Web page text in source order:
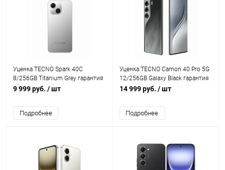
Уценка TECNO Spark 40C
8/256GB Titanium Grey гарантия
3м
9 999 руб. / шт
Подробнее
Уценка TECNO Camon 40 Pro 5G
12/256GB Galaxy Black гарантия
3м
14 999 руб. / шт
Подробнее